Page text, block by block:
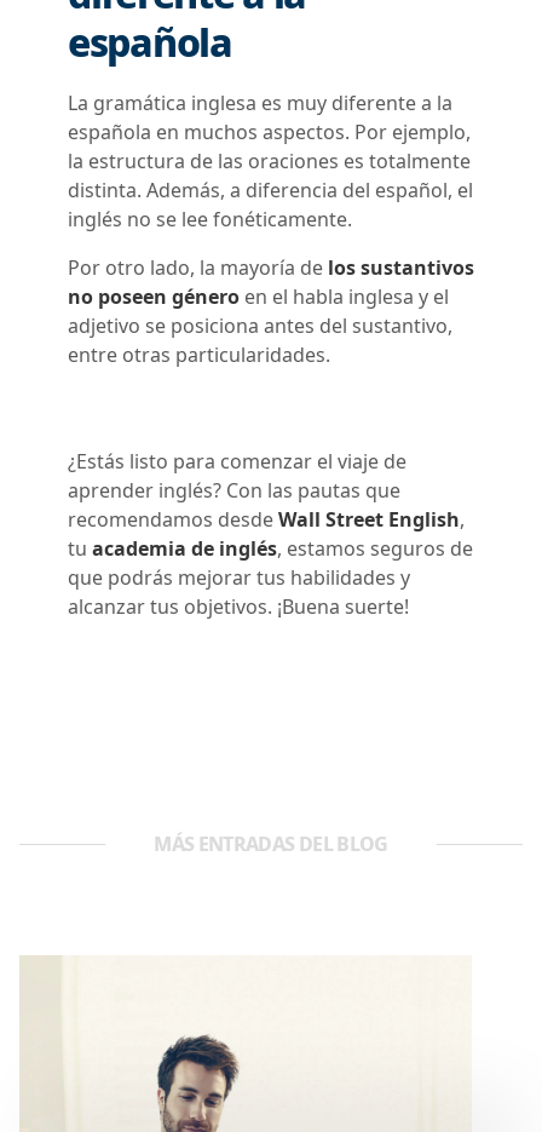
española
La gramática inglesa es muy diferente a la
española en muchos aspectos. Por ejemplo,
la estructura de las oraciones es totalmente
distinta. Además, a diferencia del español, el
inglés no se lee fonéticamente.
Por otro lado, la mayoría de los sustantivos
no poseen género en el habla inglesa y el
adjetivo se posiciona antes del sustantivo,
entre otras particularidades.
¿Estás listo para comenzar el viaje de
aprender inglés? Con las pautas que
recomendamos desdeWall Street English,
tu academia de inglés, estamos seguros de
que podrás mejorar tus habilidades y
alcanzar tus objetivos. ¡Buena suerte!
MÁS ENTRADAS DEL BLOG